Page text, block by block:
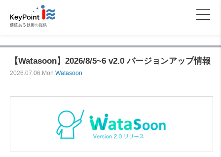
価値ある技術の提供
【Watasoon】2026/8/5~6 v2.0 バージョンアップ情報
2026.07.06.Mon Watasoon